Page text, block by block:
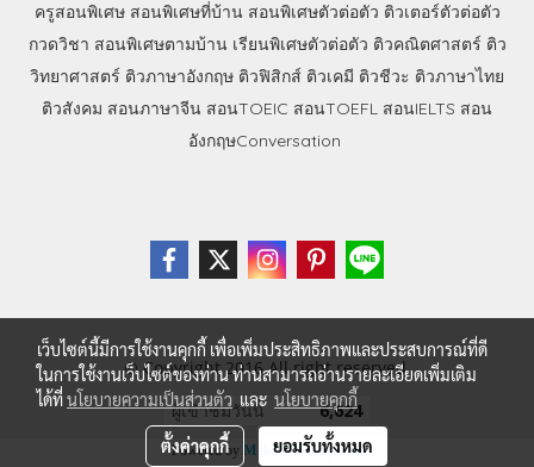
ครูสอนพิเศษ สอนพิเศษที่บ้าน สอนพิเศษตัวต่อตัว ติวเตอร์ตัวต่อตัว
กวดวิชา สอนพิเศษตามบ้าน เรียนพิเศษตัวต่อตัว ติวคณิตศาสตร์ ติว
วิทยาศาสตร์ ติวภาษาอังกฤษ ติวฟิสิกส์ ติวเคมี ติวชีวะ ติวภาษาไทย
ติวสังคม สอนภาษาจีน สอนTOEIC สอนTOEFL สอนIELTS สอน
อังกฤษConversation
© Copyright 2016 All right reserved.
ผู้เข้าชมวันนี้
6,624
Powered by MakeWebEasy.com
เว็บไซต์นี้มีการใช้งานคุกกี้ เพื่อเพิ่มประสิทธิภาพและประสบการณ์ที่ดี
ในการใช้งานเว็บไซต์ของท่าน ท่านสามารถอ่านรายละเอียดเพิ่มเติม
ได้ที่นโยบายความเป็นส่วนตัวและ นโยบายคุกกี้
ตั้งค่าคุกกี้ ยอมรับทั้งหมด